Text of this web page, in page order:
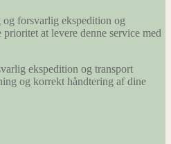
forsvarlig ekspedition og
at levere denne service med
ekspedition og transport
og korrekt håndtering af dine